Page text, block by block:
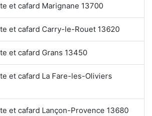
et cafard Marignane 13700
et cafard Carry-le-Rouet 13620
et cafard Grans 13450
et cafard La Fare-les-Oliviers
et cafard Lançon-Provence 13680